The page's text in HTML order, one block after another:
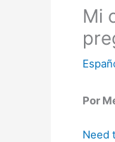
Mi
Por
Need